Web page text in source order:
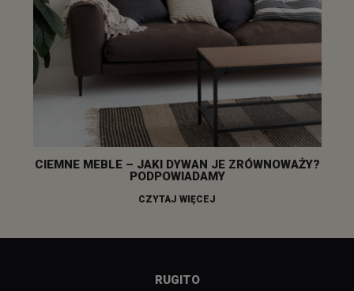
CIEMNE MEBLE – JAKI DYWAN JE ZRÓWNOWAŻY?
PODPOWIADAMY
CZYTAJ WIĘCEJ
RUGITO